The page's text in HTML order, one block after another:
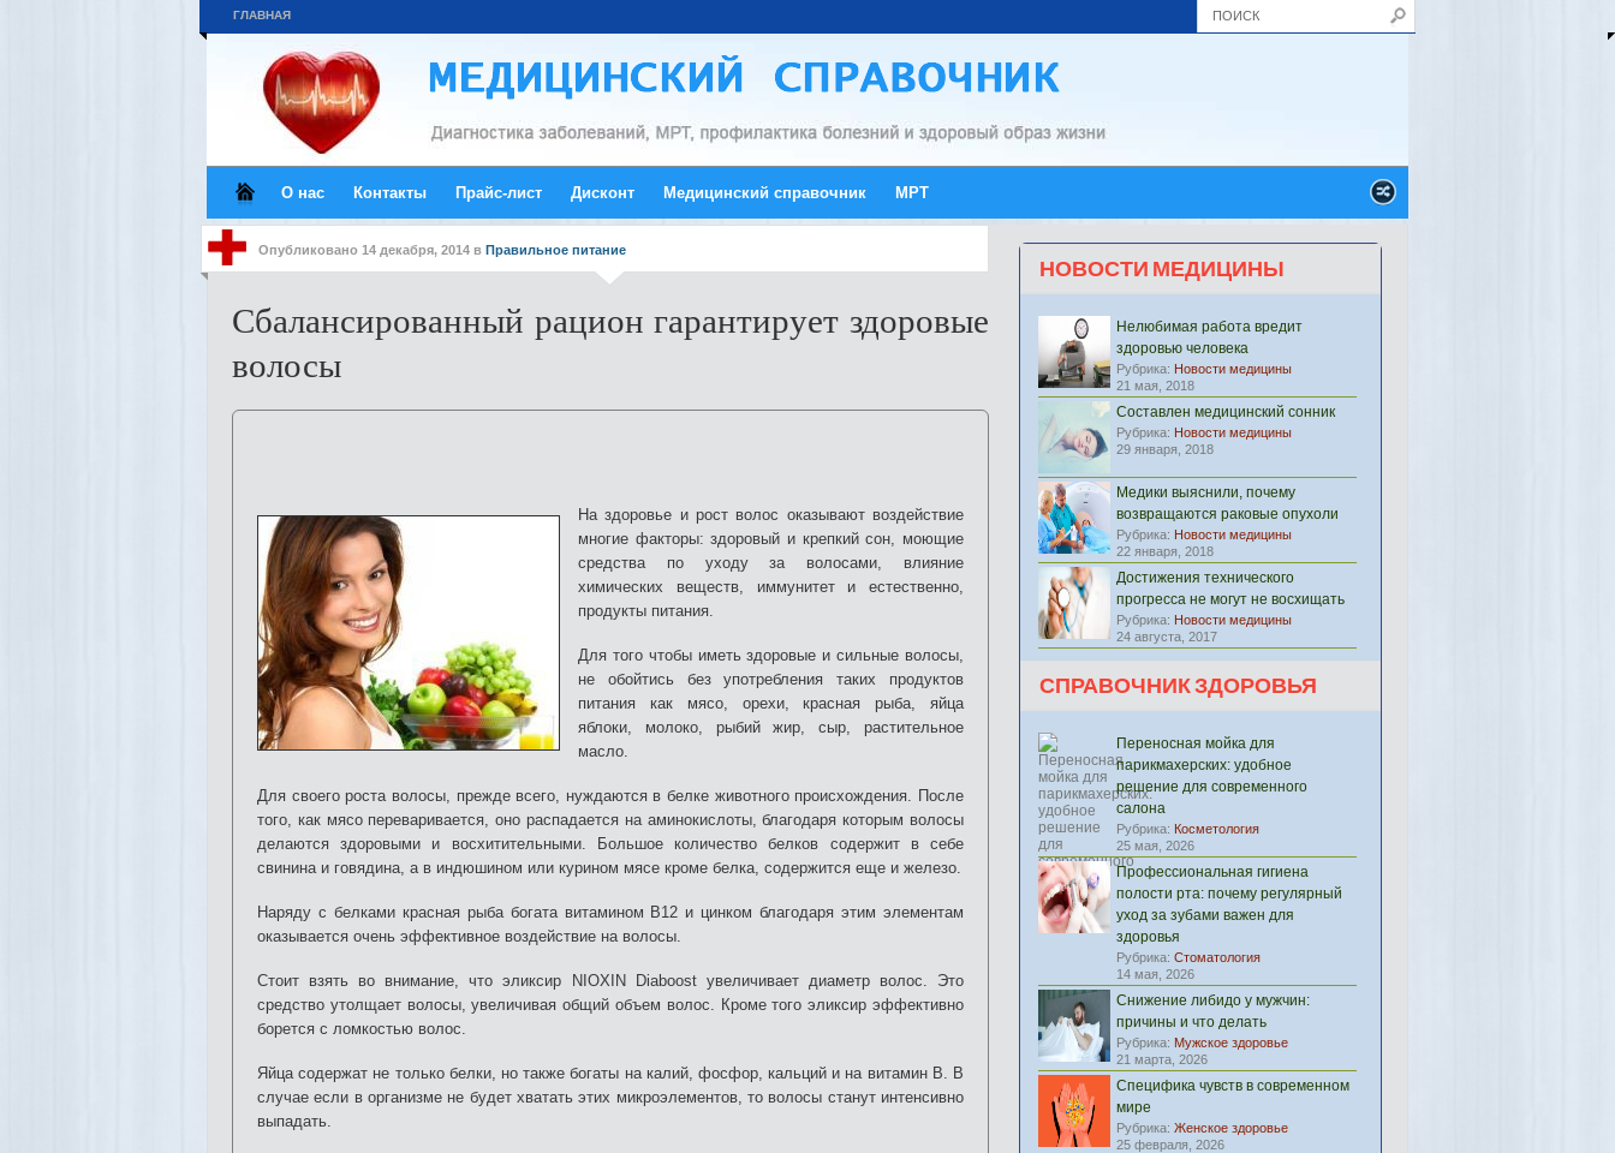
ГЛАВНАЯ
О нас Контакты Прайс-лист Дисконт Медицинский справочник МРТ
Опубликовано 14 декабря, 2014 в Правильное питание
Сбалансированный рацион гарантирует здоровые
волосы
На здоровье и рост волос оказывают воздействие
многие факторы: здоровый и крепкий сон, моющие
средства по уходу за волосами, влияние
химических веществ, иммунитет и естественно,
продукты питания.
Для того чтобы иметь здоровые и сильные волосы,
не обойтись без употребления таких продуктов
питания как мясо, орехи, красная рыба, яйца
яблоки, молоко, рыбий жир, сыр, растительное
масло.
Для своего роста волосы, прежде всего, нуждаются в белке животного происхождения. После
того, как мясо переваривается, оно распадается на аминокислоты, благодаря которым волосы
делаются здоровыми и восхитительными. Большое количество белков содержит в себе
свинина и говядина, а в индюшином или курином мясе кроме белка, содержится еще и железо.
Наряду с белками красная рыба богата витамином В12 и цинком благодаря этим элементам
оказывается очень эффективное воздействие на волосы.
Стоит взять во внимание, что эликсир NIOXIN Diaboost увеличивает диаметр волос. Это
средство утолщает волосы, увеличивая общий объем волос. Кроме того эликсир эффективно
борется с ломкостью волос.
Яйца содержат не только белки, но также богаты на калий, фосфор, кальций и на витамин В. В
случае если в организме не будет хватать этих микроэлементов, то волосы станут интенсивно
выпадать.
НОВОСТИ МЕДИЦИНЫ
Нелюбимая работа вредит
здоровью человека
Рубрика: Новости медицины
21 мая, 2018
Составлен медицинский сонник
Рубрика: Новости медицины
29 января, 2018
Медики выяснили, почему
возвращаются раковые опухоли
Рубрика: Новости медицины
22 января, 2018
Достижения технического
прогресса не могут не восхищать
Рубрика: Новости медицины
24 августа, 2017
СПРАВОЧНИК ЗДОРОВЬЯ
Переносная мойка для
парикмахерских: удобное
решение для современного
салона
Рубрика: Косметология
25 мая, 2026
Профессиональная гигиена
полости рта: почему регулярный
уход за зубами важен для
здоровья
Рубрика: Стоматология
14 мая, 2026
Снижение либидо у мужчин:
причины и что делать
Рубрика: Мужское здоровье
21 марта, 2026
Специфика чувств в современном
мире
Рубрика: Женское здоровье
25 февраля, 2026